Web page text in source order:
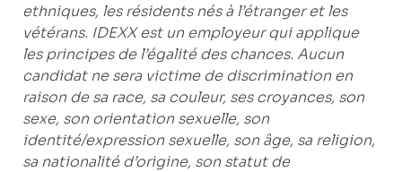
ethniques, les résidents nés à l’étranger et les
vétérans. IDEXX est un employeur qui applique
les principes de l’égalité des chances. Aucun
candidat ne sera victime de discrimination en
raison de sa race, sa couleur, ses croyances, son
sexe, son orientation sexuelle, son
identité/expression sexuelle, son âge, sa religion,
sa nationalité d’origine, son statut de